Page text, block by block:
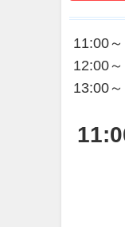
11:00
12:00
13:00